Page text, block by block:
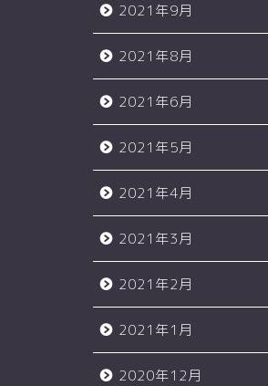
2021年9月
2021年8月
2021年6月
2021年5月
2021年4月
2021年3月
2021年2月
2021年1月
2020年12月